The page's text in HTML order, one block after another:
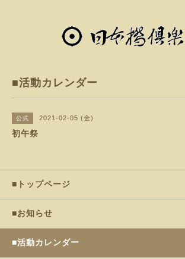
■活動カレンダー
公式 2021-02-05 (金)
初午祭
■トップページ
■お知らせ
■活動カレンダー